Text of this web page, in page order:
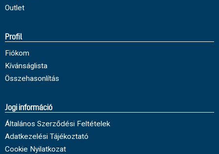
Outlet
Profil
Fiókom
Kívánságlista
Összehasonlítás
Jogi információ
Általános Szerződési Feltételek
Adatkezelési Tájékoztató
Cookie Nyilatkozat